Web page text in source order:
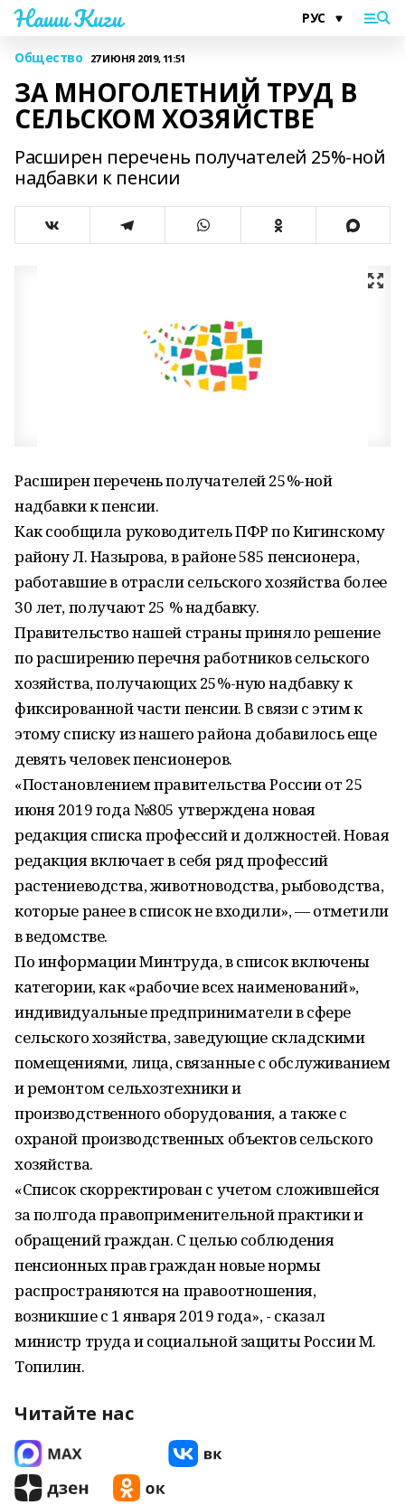
Наши Киги
Общество 27 ИЮНЯ 2019, 11:51
ЗА МНОГОЛЕТНИЙ ТРУД В
СЕЛЬСКОМ ХОЗЯЙСТВЕ
Расширен перечень получателей 25%-ной
надбавки к пенсии
Расширен перечень получателей 25%-ной
надбавки к пенсии.
Как сообщила руководитель ПФР по Кигинскому
району Л. Назырова, в районе 585 пенсионера,
работавшие в отрасли сельского хозяйства более
30 лет, получают 25 % надбавку.
Правительство нашей страны приняло решение
по расширению перечня работников сельского
хозяйства, получающих 25%-ную надбавку к
фиксированной части пенсии. В связи с этим к
этому списку из нашего района добавилось еще
девять человек пенсионеров.
«Постановлением правительства России от 25
июня 2019 года №805 утверждена новая
редакция списка профессий и должностей. Новая
редакция включает в себя ряд профессий
растениеводства, животноводства, рыбоводства,
которые ранее в список не входили», — отметили
в ведомстве.
По информации Минтруда, в список включены
категории, как «рабочие всех наименований»,
индивидуальные предприниматели в сфере
сельского хозяйства, заведующие складскими
помещениями, лица, связанные с обслуживанием
и ремонтом сельхозтехники и
производственного оборудования, а также с
охраной производственных объектов сельского
хозяйства.
«Список скорректирован с учетом сложившейся
за полгода правоприменительной практики и
обращений граждан. С целью соблюдения
пенсионных прав граждан новые нормы
распространяются на правоотношения,
возникшие с 1 января 2019 года», - сказал
министр труда и социальной защиты России М.
Топилин.
Читайте нас